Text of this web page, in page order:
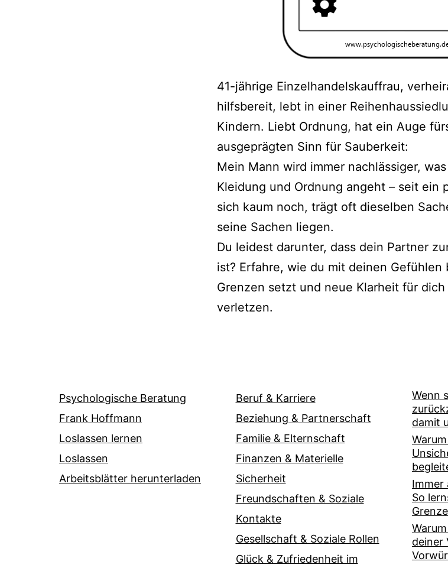
41-jährige Einzelhandelskauffrau,
hilfsbereit, lebt in einer
Kindern. Liebt Ordnung, hat ein Auge
ausgeprägten Sinn für Sauberkeit:
Mein Mann wird immer nachlässiger,
Kleidung und Ordnung angeht – seit ein
sich kaum noch, trägt oft dieselben
seine Sachen liegen.
Du leidest darunter, dass dein Partner
ist? Erfahre, wie du mit deinen Gefühlen
Grenzen setzt und neue Klarheit für
verletzen.
Psychologische Beratung
Frank Hoffmann
Loslassen lernen
Loslassen
Arbeitsblätter herunterladen
Beruf & Karriere
Beziehung & Partnerschaft
Familie & Elternschaft
Finanzen & Materielle
Sicherheit
Freundschaften & Soziale
Kontakte
Gesellschaft & Soziale Rollen
Glück & Zufriedenheit im
Wenn
damit
Immer
So
deiner